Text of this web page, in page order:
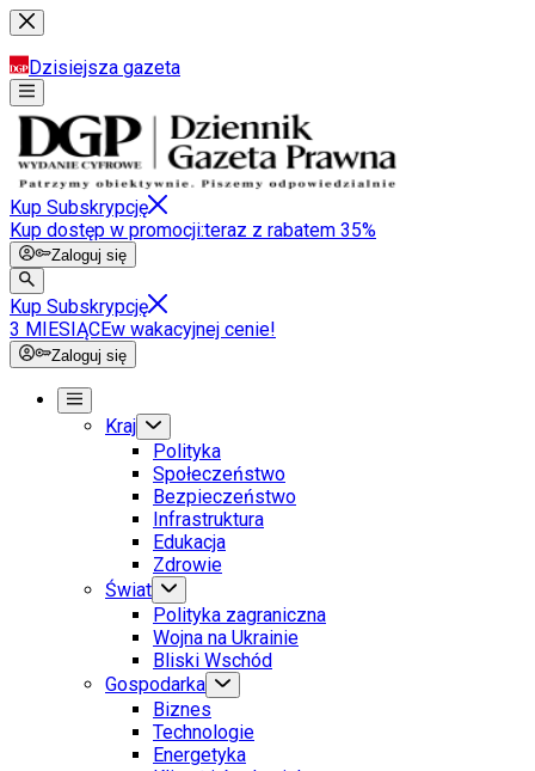
Dzisiejsza gazeta
Kup Subskrypcję
Kup dostęp w promocji:teraz z rabatem 35%
Zaloguj się
Kup Subskrypcję
3 MIESIĄCEw wakacyjnej cenie!
Zaloguj się
Kraj
Polityka
Społeczeństwo
Bezpieczeństwo
Infrastruktura
Edukacja
Zdrowie
Świat
Polityka zagraniczna
Wojna na Ukrainie
Bliski Wschód
Gospodarka
Biznes
Technologie
Energetyka